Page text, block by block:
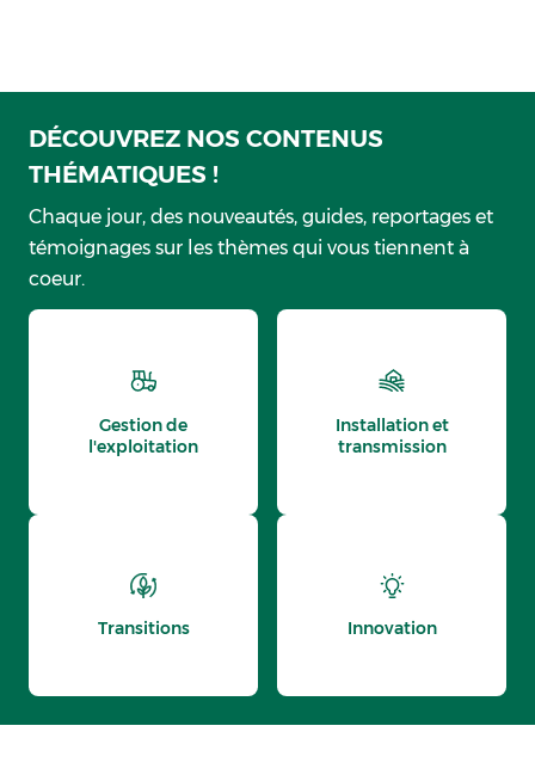
DÉCOUVREZ NOS CONTENUS
THÉMATIQUES !
Chaque jour, des nouveautés, guides, reportages et
témoignages sur les thèmes qui vous tiennent à
coeur.
Gestion de
l'exploitation
Installation et
transmission
Transitions Innovation